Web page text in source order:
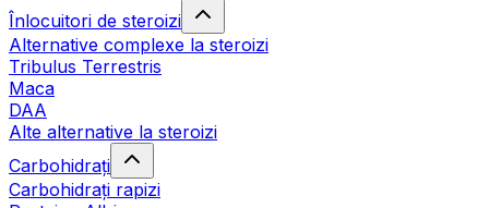
Înlocuitori de steroizi
Alternative complexe la steroizi
Tribulus Terrestris
Maca
DAA
Alte alternative la steroizi
Carbohidrați
Carbohidrați rapizi